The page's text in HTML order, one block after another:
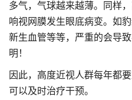
多气，气球越来越薄。同样
响视网膜发生眼底病变。如
新生血管等等，严重的会导
明！
因此，高度近视人群每年都
可以及时治疗干预。